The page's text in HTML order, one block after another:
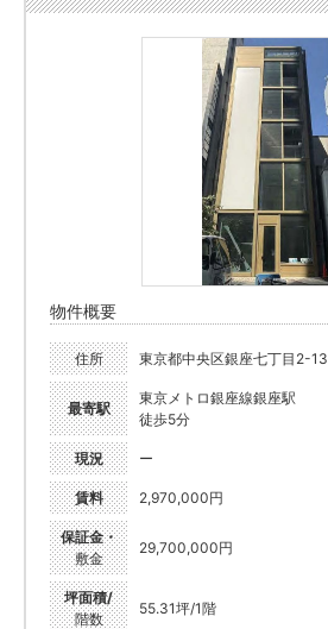
物件概要
住所 東京都中央区銀座七丁目2-13
最寄駅
東京メトロ銀座線銀座駅
徒歩5分
現況 ー
賃料 2,970,000円
保証金・
敷金
29,700,000円
坪面積/
階数
55.31坪/1階